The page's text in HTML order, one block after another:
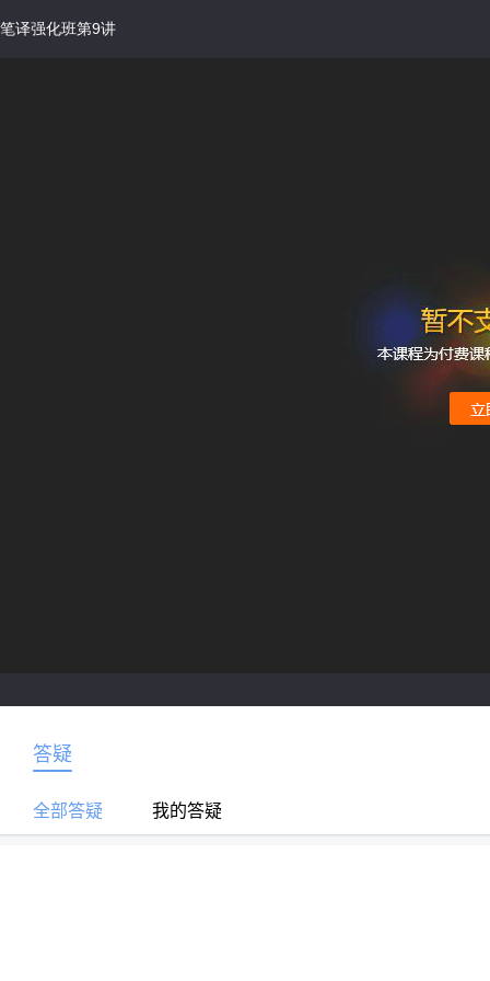
笔译强化班第9讲
答疑
全部答疑 我的答疑